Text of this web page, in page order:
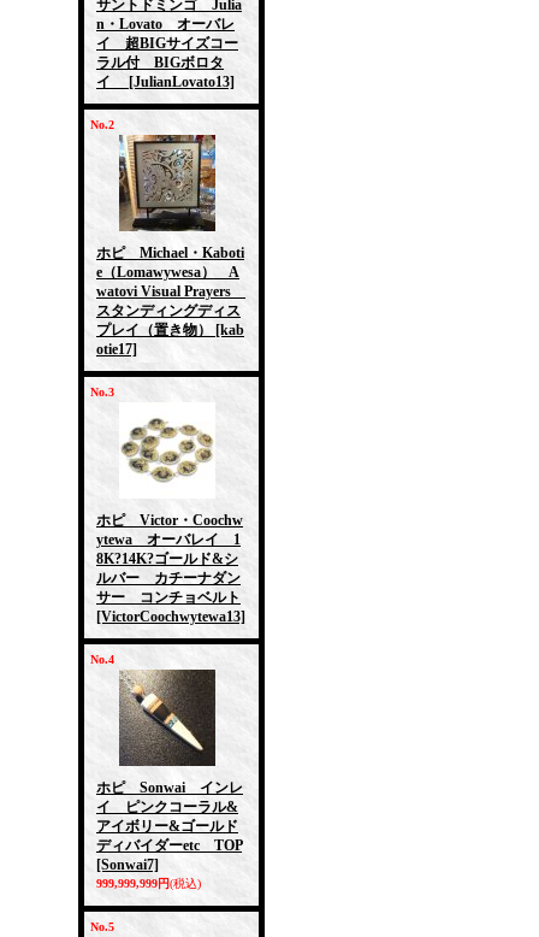
サントドミンゴ Julia
n・Lovato オーバレ
イ 超BIGサイズコー
ラル付 BIGボロタ
イ
[JulianLovato13]
No.2
ホピ Michael・Kaboti
e（Lomawywesa） A
watovi Visual Prayers
スタンディングディス
プレイ（置き物）
[kab
otie17]
No.3
ホピ Victor・Coochw
ytewa オーバレイ 1
8K?14K?ゴールド&シ
ルバー カチーナダン
サー コンチョベルト
[VictorCoochwytewa13]
No.4
ホピ Sonwai インレ
イ ピンクコーラル&
アイボリー&ゴールド
ディバイダーetc TOP
[Sonwai7]
999,999,999円(税込)
No.5